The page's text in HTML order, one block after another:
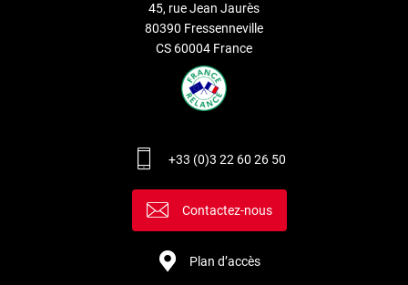
45, rue Jean Jaurès
80390 Fressenneville
CS 60004 France
+33 (0)3 22 60 26 50
Contactez-nous
Plan d’accès